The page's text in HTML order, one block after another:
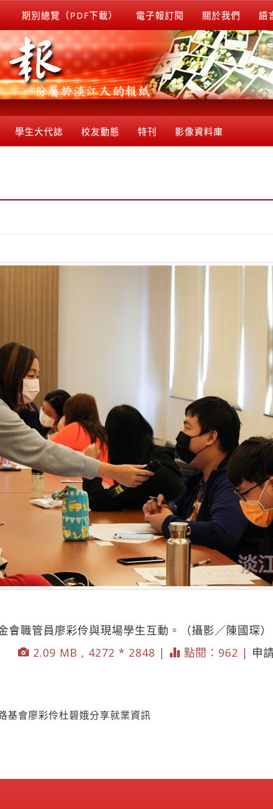
期別總覽（PDF下載） 電子報訂閱 關於我們 語
學生大代誌 校友動態 特刊 影像資料庫
會職管員廖彩伶與現場學生互動。（攝影／陳國琛）
2.09 MB , 4272 * 2848 |
點閱：962 | 申
基會廖彩伶杜碧娥分享就業資訊